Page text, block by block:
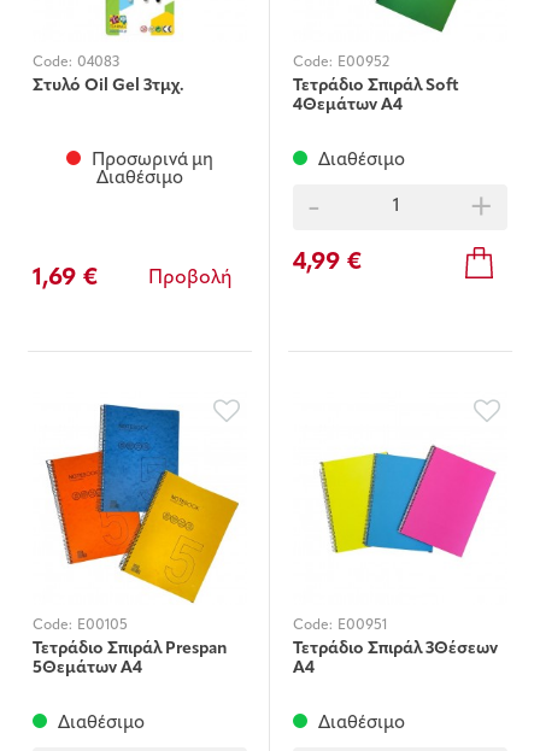
Code: 04083
Στυλό Oil Gel 3τμχ.
Προσωρινά μη
Διαθέσιμο
1,69 € Προβολή
Code: E00952
Τετράδιο Σπιράλ Soft
4Θεμάτων Α4
Διαθέσιμο
- +
4,99 €
Code: E00105
Τετράδιο Σπιράλ Prespan
5Θεμάτων Α4
Διαθέσιμο
Code: E00951
Τετράδιο Σπιράλ 3Θέσεων
Α4
Διαθέσιμο